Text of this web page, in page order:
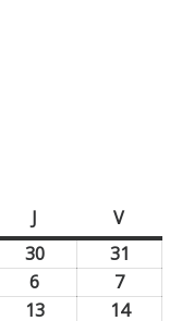
J Vviernes
3030
2026
31
2026
6
agosto,
77
agosto,
1313 1414